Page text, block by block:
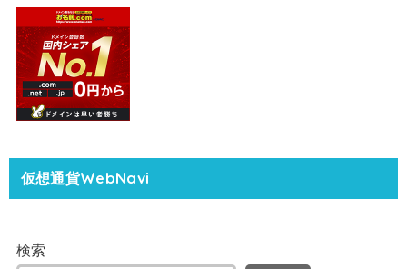
仮想通貨WebNavi
検索